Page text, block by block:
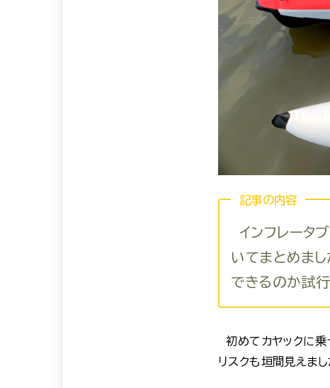
記事の内容
インフレータ
いてまとめま
できるのか試
初めてカヤックに
リスクも垣間見えまし